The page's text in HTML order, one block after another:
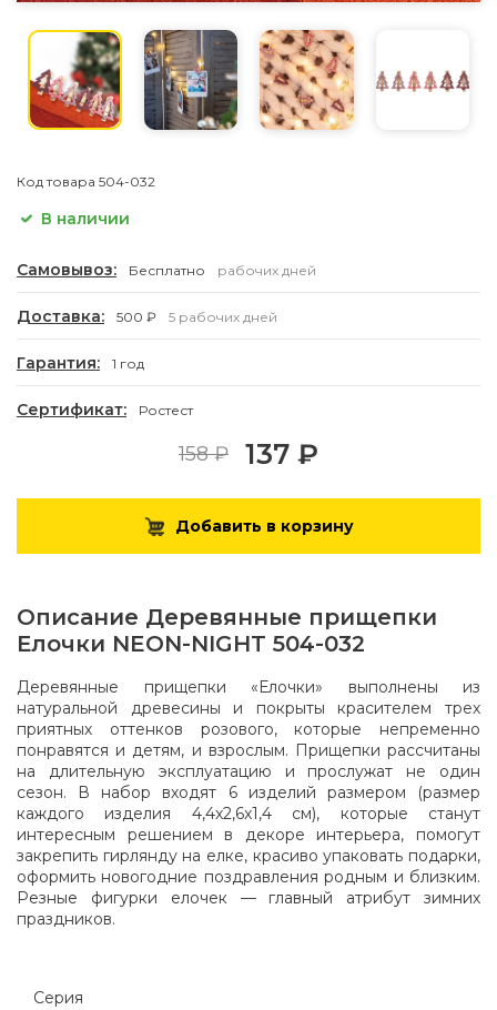
Код товара 504-032
В наличии
Самовывоз: Бесплатно рабочих дней
Доставка: 500 ₽ 5 рабочих дней
Гарантия: 1 год
Сертификат: Ростест
158 ₽ 137 ₽
Добавить в корзину
Описание Деревянные прищепки
Елочки NEON-NIGHT 504-032
Деревянные прищепки «Елочки» выполнены из
натуральной древесины и покрыты красителем трех
приятных оттенков розового, которые непременно
понравятся и детям, и взрослым. Прищепки рассчитаны
на длительную эксплуатацию и прослужат не один
сезон. В набор входят 6 изделий размером (размер
каждого изделия 4,4x2,6x1,4 cм), которые станут
интересным решением в декоре интерьера, помогут
закрепить гирлянду на елке, красиво упаковать подарки,
оформить новогодние поздравления родным и близким.
Резные фигурки елочек — главный атрибут зимних
праздников.
Серия